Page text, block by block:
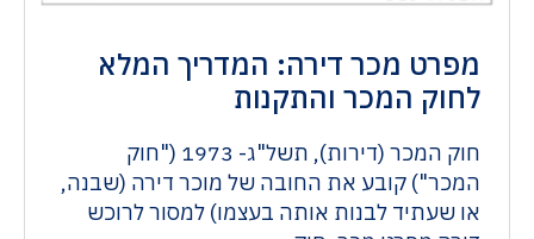
מפרט מכר דירה: המדריך המלא
לחוק המכר והתקנות
חוק המכר (דירות), תשל"ג- 1973 ("חוק
המכר") קובע את החובה של מוכר דירה (שבנה,
או שעתיד לבנות אותה בעצמו) למסור לרוכש